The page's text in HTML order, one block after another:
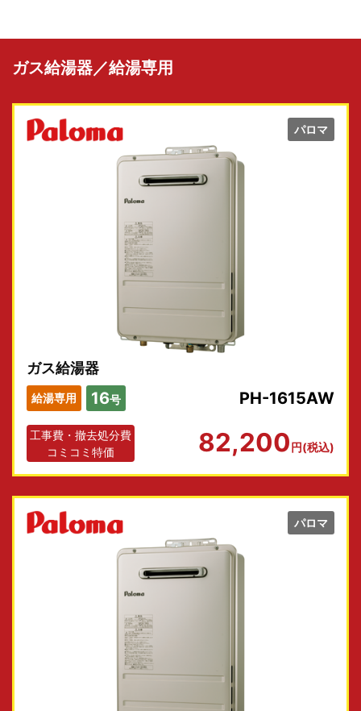
ガス給湯器／給湯専用
パロマ
ガス給湯器
給湯専用 16号 PH-1615AW
工事費・撤去処分費
コミコミ特価
82,200円(税込)
パロマ